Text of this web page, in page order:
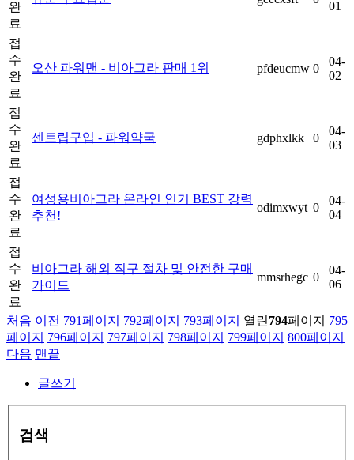
완
료
01
접
수
완
료
오산 파워맨 - 비아그라 판매 1위 pfdeucmw 0
04-
02
접
수
완
료
센트립구입 - 파워약국 gdphxlkk 0
04-
03
접
수
완
료
여성용비아그라 온라인 인기 BEST 강력
추천!
odimxwyt 0
04-
04
접
수
완
료
비아그라 해외 직구 절차 및 안전한 구매
가이드
mmsrhegc 0
04-
06
처음 이전 791페이지 792페이지 793페이지 열린794페이지
795
페이지
796페이지 797페이지 798페이지 799페이지 800페이지
다음 맨끝
글쓰기
검색